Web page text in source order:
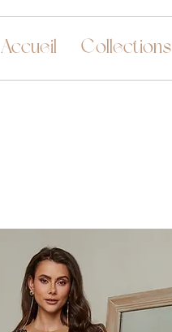
Accueil Collections